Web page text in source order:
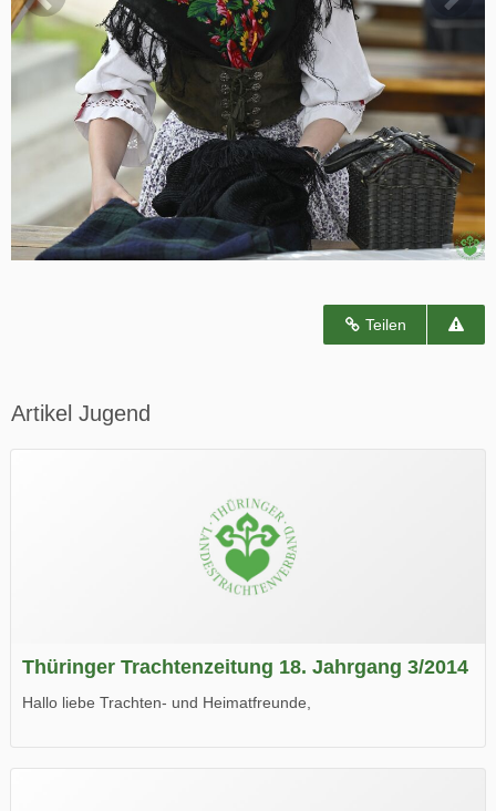
Teilen
Artikel Jugend
Thüringer Trachtenzeitung 18. Jahrgang 3/2014
Hallo liebe Trachten- und Heimatfreunde,
Wir wünschen Euch viel Spaß beim Lesen.